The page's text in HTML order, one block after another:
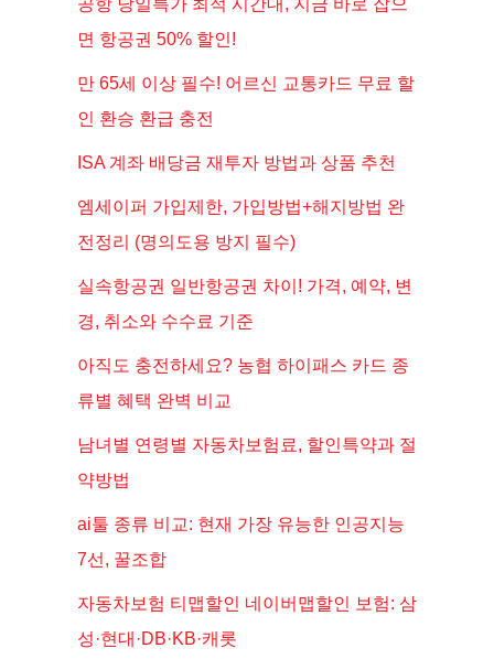
공항 당일특가 최적 시간대, 지금 바로 잡으
면 항공권 50% 할인!
만 65세 이상 필수! 어르신 교통카드 무료 할
인 환승 환급 충전
ISA 계좌 배당금 재투자 방법과 상품 추천
엠세이퍼 가입제한, 가입방법+해지방법 완
전정리 (명의도용 방지 필수)
실속항공권 일반항공권 차이! 가격, 예약, 변
경, 취소와 수수료 기준
아직도 충전하세요? 농협 하이패스 카드 종
류별 혜택 완벽 비교
남녀별 연령별 자동차보험료, 할인특약과 절
약방법
ai툴 종류 비교: 현재 가장 유능한 인공지능
7선, 꿀조합
자동차보험 티맵할인 네이버맵할인 보험: 삼
성·현대·DB·KB·캐롯